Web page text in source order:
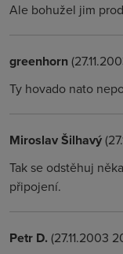
Ale bohužel jim
greenhorn
Ty hovado nato
Miroslav Šilhavý
Tak se odstěhuj
připojení.
Petr D. (27.11.2003